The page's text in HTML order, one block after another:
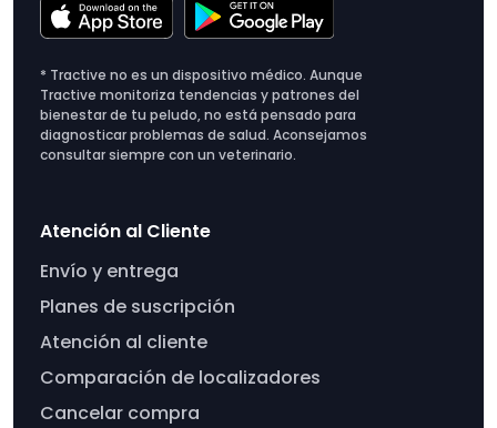
* Tractive no es un dispositivo médico. Aunque
Tractive monitoriza tendencias y patrones del
bienestar de tu peludo, no está pensado para
diagnosticar problemas de salud. Aconsejamos
consultar siempre con un veterinario.
Atención al Cliente
Envío y entrega
Planes de suscripción
Atención al cliente
Comparación de localizadores
Cancelar compra